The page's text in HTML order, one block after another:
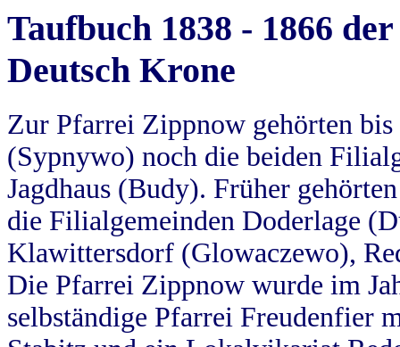
Taufbuch 1838 - 1866
Deutsch Krone
Zur Pfarrei Zippnow gehörten
(Sypnywo) noch die beiden
Jagdhaus (Budy). Früher
die Filialgemeinden Doderlage
Klawittersdorf (Glowaczewo),
Die Pfarrei Zippnow wurde im
selbständige Pfarrei Freudenfier